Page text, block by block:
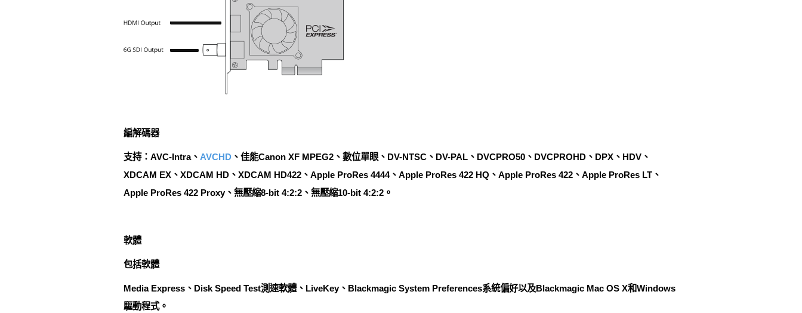
編解碼器
支持：AVC-Intra、 AVCHD 、佳能Canon XF MPEG2、數位單眼、DV-NTSC、DV-PAL、DVCPRO50、DVCPROHD、DPX、HDV、
XDCAM EX、XDCAM HD、XDCAM HD422、Apple ProRes 4444、Apple ProRes 422 HQ、Apple ProRes 422、Apple ProRes LT、
Apple ProRes 422 Proxy、無壓縮8-bit 4:2:2、無壓縮10-bit 4:2:2。
軟體
包括軟體
Media Express、Disk Speed Test測速軟體、LiveKey、Blackmagic System Preferences系統偏好以及Blackmagic Mac OS X和Windows
驅動程式。